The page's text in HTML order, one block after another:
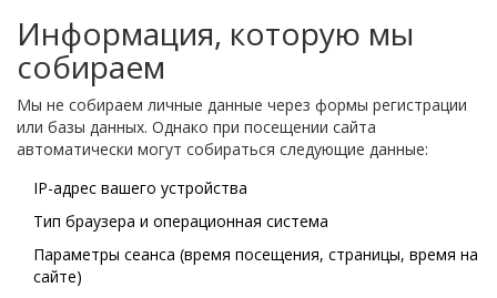
Информация, которую мы
собираем
Мы не собираем личные данные через формы регистрации
или базы данных. Однако при посещении сайта
автоматически могут собираться следующие данные:
IP-адрес вашего устройства
Тип браузера и операционная система
Параметры сеанса (время посещения, страницы, время на
сайте)